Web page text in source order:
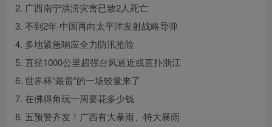
2. 广西南宁洪涝灾害已致2人死亡
3. 不到2年 中国再向太平洋发射战略导弹
4. 多地紧急响应全力防汛抢险
5. 直径1000公里超强台风逼近或直扑浙江
6. 世界杯“最贵”的一场较量来了
7. 在佛得角玩一周要花多少钱
8. 五预警齐发！广西有大暴雨、特大暴雨